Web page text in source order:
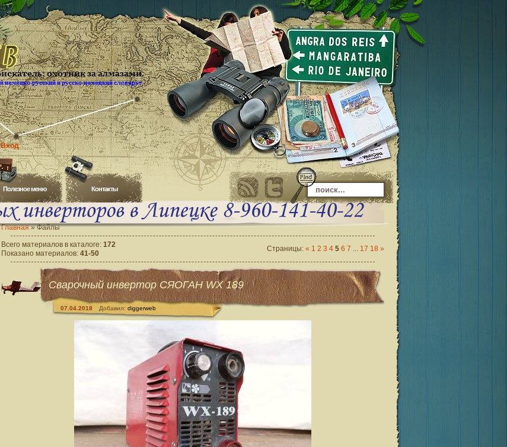
Вход
Полезное меню Контакты
Главная»Файлы
Всего материалов в каталоге: 172
Показано материалов: 41-50
Страницы: « 1 2 3 4 5 6 7 ... 17 18 »
Сварочный инвертор СЯОГАН WX 189
07.04.2018 Добавил: diggerweb